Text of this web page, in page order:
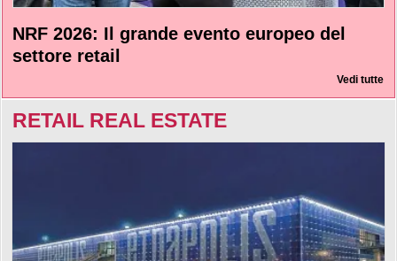
NRF 2026: Il grande evento europeo del
settore retail
Vedi tutte
RETAIL REAL ESTATE